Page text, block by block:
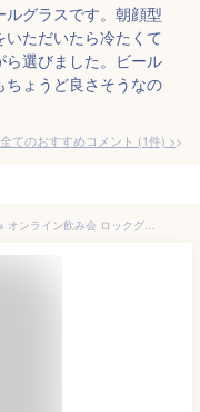
グラスです。朝顔型
ただいたら冷たくて
ら選びました。ビール
ょうど良さそうなの
全てのおすすめコメント (1件) >
琉球ガラス 琉球グラス コップ 家飲み 宅飲み オンライン飲み会 ロックグラス おしゃれ 退職祝い 琉球ガラス職人 稲嶺盛一郎【アイスカットロックグラス】